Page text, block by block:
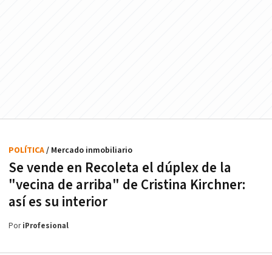
Se vende en Recoleta el dúplex de la
"vecina de arriba" de Cristina Kirchner:
así es su interior
POLÍTICA/ Mercado inmobiliario
PoriProfesional